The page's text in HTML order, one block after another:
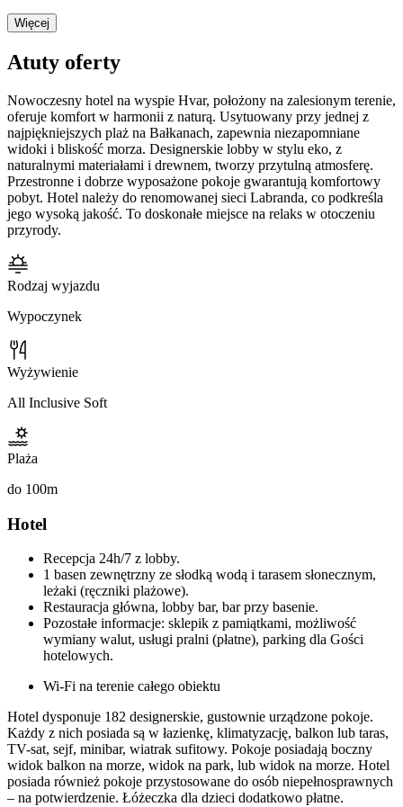
Więcej
Atuty oferty
Nowoczesny hotel na wyspie Hvar, położony na zalesionym terenie,
oferuje komfort w harmonii z naturą. Usytuowany przy jednej z
najpiękniejszych plaż na Bałkanach, zapewnia niezapomniane
widoki i bliskość morza. Designerskie lobby w stylu eko, z
naturalnymi materiałami i drewnem, tworzy przytulną atmosferę.
Przestronne i dobrze wyposażone pokoje gwarantują komfortowy
pobyt. Hotel należy do renomowanej sieci Labranda, co podkreśla
jego wysoką jakość. To doskonałe miejsce na relaks w otoczeniu
przyrody.
Rodzaj wyjazdu
Wypoczynek
Wyżywienie
All Inclusive Soft
Plaża
do 100m
Hotel
Recepcja 24h/7 z lobby.
1 basen zewnętrzny ze słodką wodą i tarasem słonecznym,
leżaki (ręczniki plażowe).
Restauracja główna, lobby bar, bar przy basenie.
Pozostałe informacje: sklepik z pamiątkami, możliwość
wymiany walut, usługi pralni (płatne), parking dla Gości
hotelowych.
Wi-Fi na terenie całego obiektu
Hotel dysponuje 182 designerskie, gustownie urządzone pokoje.
Każdy z nich posiada są w łazienkę, klimatyzację, balkon lub taras,
TV-sat, sejf, minibar, wiatrak sufitowy. Pokoje posiadają boczny
widok balkon na morze, widok na park, lub widok na morze. Hotel
posiada również pokoje przystosowane do osób niepełnosprawnych
– na potwierdzenie. Łóżeczka dla dzieci dodatkowo płatne.